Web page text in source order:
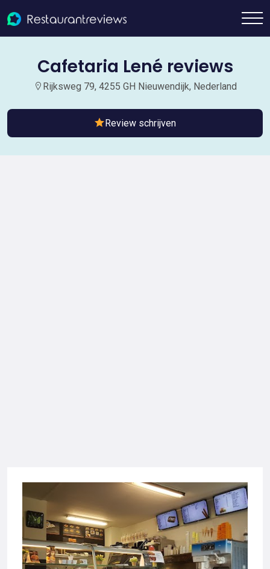
Cafetaria Lené reviews
Rijksweg 79, 4255 GH Nieuwendijk, Nederland
Review schrijven